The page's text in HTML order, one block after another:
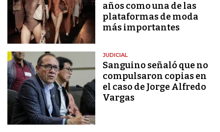
años como una de las
plataformas de moda
más importantes
JUDICIAL
Sanguino señaló que no
compulsaron copias en
el caso de Jorge Alfredo
Vargas